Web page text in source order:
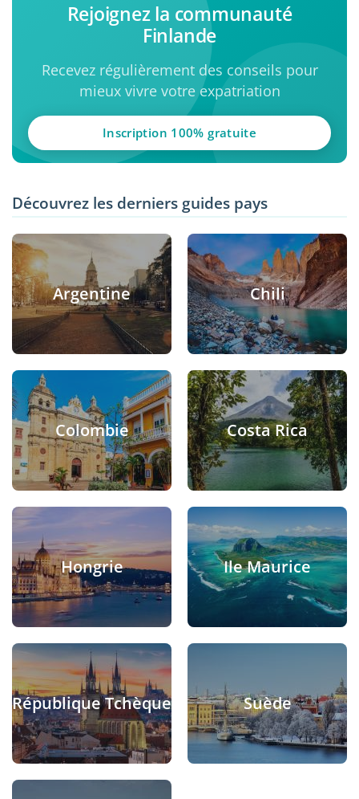
Rejoignez la communauté
Finlande
Recevez régulièrement des conseils pour
mieux vivre votre expatriation
Inscription 100% gratuite
Découvrez les derniers guides pays
Argentine Chili
Colombie Costa Rica
Hongrie Ile Maurice
République Tchèque Suède